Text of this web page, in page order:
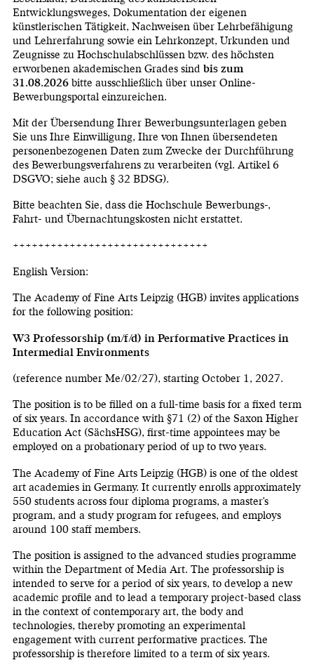
Entwicklungsweges, Dokumentation der eigenen
künstlerischen Tätigkeit, Nachweisen über Lehrbefähigung
und Lehrerfahrung sowie ein Lehrkonzept, Urkunden und
Zeugnisse zu Hochschulabschlüssen bzw. des höchsten
erworbenen akademischen Grades sind bis zum
31.08.2026bitte ausschließlich über unser Online-
Bewerbungsportal einzureichen.
Mit der Übersendung Ihrer Bewerbungsunterlagen geben
Sie uns Ihre Einwilligung, Ihre von Ihnen übersendeten
personenbezogenen Daten zum Zwecke der Durchführung
des Bewerbungsverfahrens zu verarbeiten (vgl. Artikel 6
DSGVO; siehe auch § 32 BDSG).
Bitte beachten Sie, dass die Hochschule Bewerbungs-,
Fahrt- und Übernachtungskosten nicht erstattet.
+++++++++++++++++++++++++++++++
English Version:
The Academy of Fine Arts Leipzig (HGB) invites applications
for the following position:
W3 Professorship (m/f/d) in Performative Practices in
Intermedial Environments
(reference number Me/02/27), starting October 1, 2027.
The position is to be filled on a full-time basis for a fixed term
of six years. In accordance with §71 (2) of the Saxon Higher
Education Act (SächsHSG), first-time appointees may be
employed on a probationary period of up to two years.
The Academy of Fine Arts Leipzig (HGB) is one of the oldest
art academies in Germany. It currently enrolls approximately
550 students across four diploma programs, a master's
program, and a study program for refugees, and employs
around 100 staff members.
The position is assigned to the advanced studies programme
within the Department of Media Art. The professorship is
intended to serve for a period of six years, to develop a new
academic profile and to lead a temporary project-based class
in the context of contemporary art, the body and
technologies, thereby promoting an experimental
engagement with current performative practices. The
professorship is therefore limited to a term of six years.